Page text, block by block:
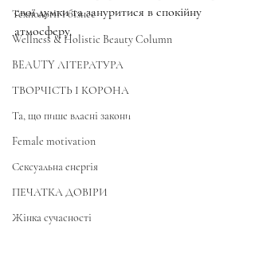
Технології і бізнес
Wellness & Holistic Beauty Column
BEAUTY ЛІТЕРАТУРА
ТВОРЧІСТЬ І КОРОНА
Та, що пише власні закони
Female motivation
Сексуальна енергія
ПЕЧАТКА ДОВІРИ
Жінка сучасності
свої думки та зануритися в спокійну
атмосферу.